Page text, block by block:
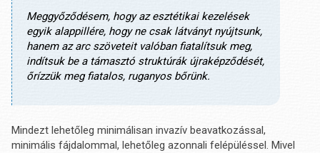
Meggyőződésem, hogy az esztétikai kezelések
egyik alappillére, hogy ne csak látványt nyújtsunk,
hanem az arc szöveteit valóban fiatalítsuk meg,
indítsuk be a támasztó struktúrák újraképződését,
őrízzük meg fiatalos, ruganyos bőrünk.
Mindezt lehetőleg minimálisan invazív beavatkozással,
minimális fájdalommal, lehetőleg azonnali felépüléssel. Mivel